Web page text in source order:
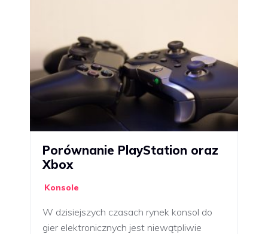
Porównanie PlayStation oraz
Xbox
Konsole
W dzisiejszych czasach rynek konsol do
gier elektronicznych jest niewątpliwie